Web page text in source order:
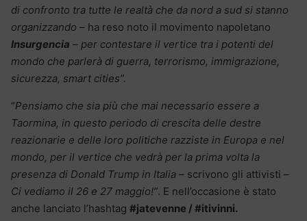
di confronto tra tutte le realtà che da nord a sud si stanno
organizzando – ha reso noto il movimento napoletano
Insurgencia – per contestare il vertice tra i potenti del
mondo che parlerà di guerra, terrorismo, immigrazione,
sicurezza, smart cities”.
“Pensiamo che sia più che mai necessario essere a
Taormina, in questo periodo di crescita delle destre
reazionarie e delle loro politiche razziste in Europa e nel
mondo, per il vertice che vedrà per la prima volta la
presenza di Donald Trump in Italia – scrivono gli attivisti –
Ci vediamo il 26 e 27 maggio!”. E nell’occasione è stato
anche lanciato l’hashtag #jatevenne / #itivinni.